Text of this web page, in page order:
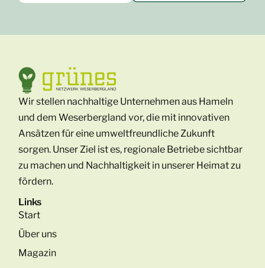
Wir stellen nachhaltige Unternehmen aus Hameln
und dem Weserbergland vor, die mit innovativen
Ansätzen für eine umweltfreundliche Zukunft
sorgen. Unser Ziel ist es, regionale Betriebe sichtbar
zu machen und Nachhaltigkeit in unserer Heimat zu
fördern.
Links
Start
Über uns
Magazin